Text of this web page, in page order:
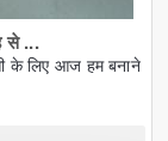
से ...
के लिए आज हम बनाने